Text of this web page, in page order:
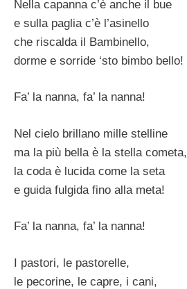
Nella capanna c’è anche il bue
e sulla paglia c’è l’asinello
che riscalda il Bambinello,
dorme e sorride ‘sto bimbo bello!
Fa’ la nanna, fa’ la nanna!
Nel cielo brillano mille stelline
ma la più bella è la stella cometa,
la coda è lucida come la seta
e guida fulgida fino alla meta!
Fa’ la nanna, fa’ la nanna!
I pastori, le pastorelle,
le pecorine, le capre, i cani,